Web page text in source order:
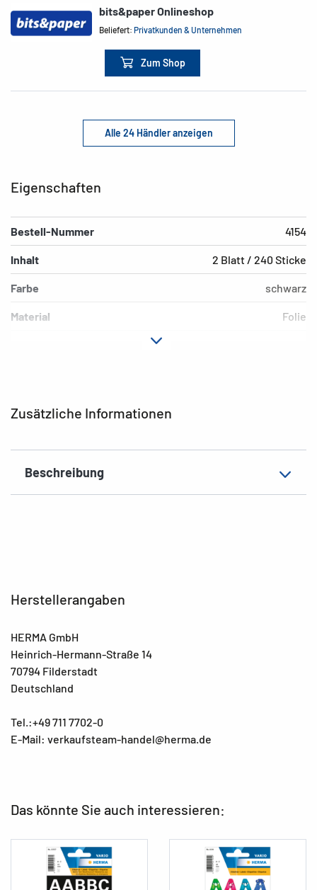
bits&paper Onlineshop
Beliefert:Privatkunden & Unternehmen
Zum Shop
Alle 24 Händler anzeigen
Zusätzliche Informationen
Beschreibung
Eigenschaften
Bestell-Nummer 4154
Inhalt 2 Blatt / 240 Sticke
Farbe schwarz
Material Folie
Herstellerangaben
HERMA GmbH
Heinrich-Hermann-Straße 14
70794 Filderstadt
Deutschland
Tel.:+49 711 7702-0
E-Mail: verkaufsteam-handel@herma.de
Das könnte Sie auch interessieren: